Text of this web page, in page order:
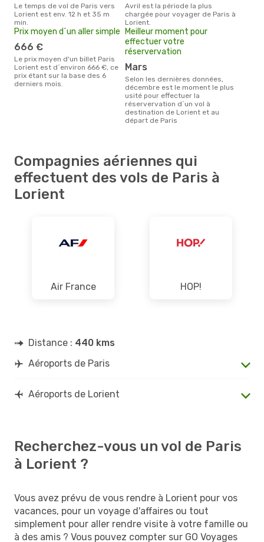
Le temps de vol de Paris vers
Lorient est env. 12 h et 35 m
min.
avril est la période la plus
chargée pour voyager de Paris à
Lorient.
Prix moyen d´un aller simple
666 €
Le prix moyen d'un billet Paris
Lorient est d´environ 666 €, ce
prix étant sur la base des 6
derniers mois.
Meilleur moment pour
effectuer votre
réservervation
mars
Selon les dernières données,
décembre est le moment le plus
usité pour effectuer la
réservervation d´un vol à
destination de Lorient et au
départ de Paris
Compagnies aériennes qui
effectuent des vols de Paris à
Lorient
Air France HOP!
Distance : 440 kms
Aéroports de Paris
Aéroports de Lorient
Recherchez-vous un vol de Paris
à Lorient ?
Vous avez prévu de vous rendre à Lorient pour vos
vacances, pour un voyage d'affaires ou tout
simplement pour aller rendre visite à votre famille ou
à des amis ? Vous pouvez compter sur GO Voyages